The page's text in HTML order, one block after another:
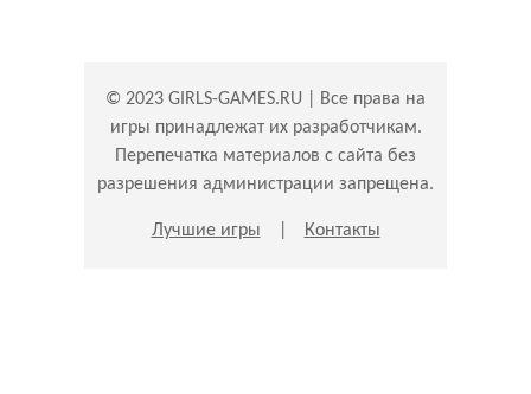
© 2023 GIRLS-GAMES.RU | Все права на
игры принадлежат их разработчикам.
Перепечатка материалов с сайта без
разрешения администрации запрещена.
Лучшие игры Контакты